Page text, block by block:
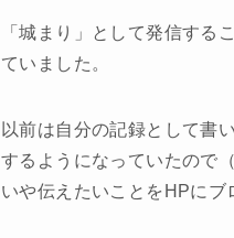
「城まり」として発信する
ていました。
以前は自分の記録として書
するようになっていたので
いや伝えたいことをHPにブ